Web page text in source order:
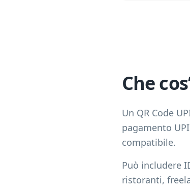
Che
Un QR Code
pagamento
compatibile.
Può includere
ristoranti,